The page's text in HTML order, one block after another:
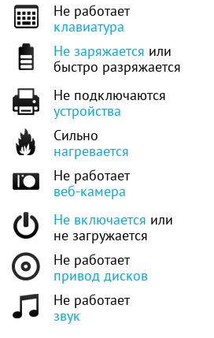
Не работает
клавиатура
Не заряжается или
быстро разряжается
Не подключаются
устройства
Сильно
нагревается
Не работает
веб-камера
Не включается или
не загружается
Не работает
привод дисков
Не работает
звук